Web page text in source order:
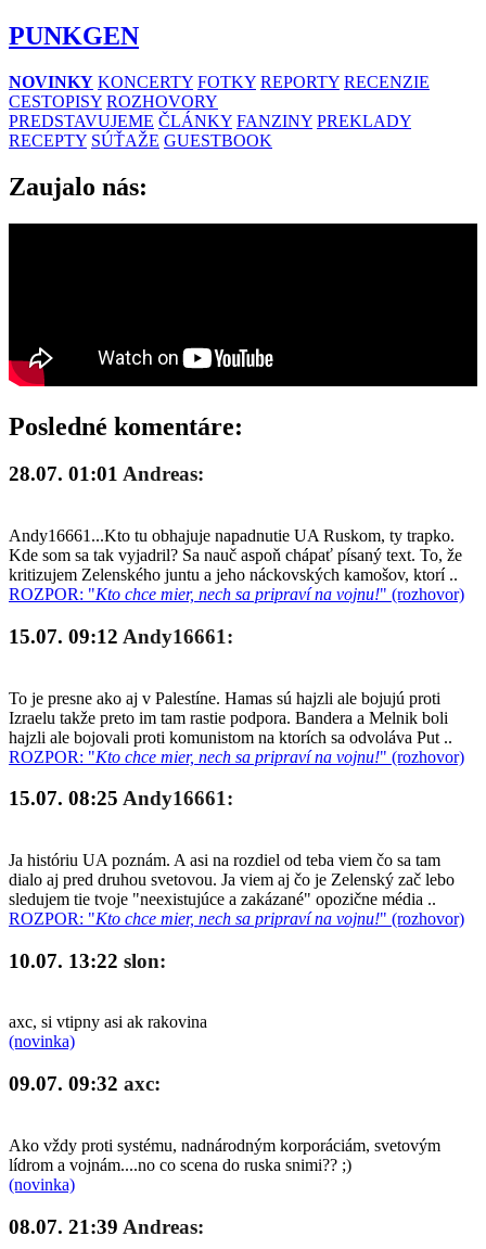
PUNKGEN
NOVINKY KONCERTY FOTKY REPORTY RECENZIE
CESTOPISY ROZHOVORY
PREDSTAVUJEME ČLÁNKY FANZINY PREKLADY
RECEPTY SÚŤAŽE GUESTBOOK
Zaujalo nás:
Posledné komentáre:
28.07. 01:01 Andreas:
Andy16661...Kto tu obhajuje napadnutie UA Ruskom, ty trapko.
Kde som sa tak vyjadril? Sa nauč aspoň chápať písaný text. To, že
kritizujem Zelenského juntu a jeho náckovských kamošov, ktorí ..
ROZPOR: "Kto chce mier, nech sa pripraví na vojnu!" (rozhovor)
15.07. 09:12 Andy16661:
To je presne ako aj v Palestíne. Hamas sú hajzli ale bojujú proti
Izraelu takže preto im tam rastie podpora. Bandera a Melnik boli
hajzli ale bojovali proti komunistom na ktorích sa odvoláva Put ..
ROZPOR: "Kto chce mier, nech sa pripraví na vojnu!" (rozhovor)
15.07. 08:25 Andy16661:
Ja históriu UA poznám. A asi na rozdiel od teba viem čo sa tam
dialo aj pred druhou svetovou. Ja viem aj čo je Zelenský zač lebo
sledujem tie tvoje "neexistujúce a zakázané" opozične média ..
ROZPOR: "Kto chce mier, nech sa pripraví na vojnu!" (rozhovor)
10.07. 13:22 slon:
axc, si vtipny asi ak rakovina
(novinka)
09.07. 09:32 axc:
Ako vždy proti systému, nadnárodným korporáciám, svetovým
lídrom a vojnám....no co scena do ruska snimi?? ;)
(novinka)
08.07. 21:39 Andreas: